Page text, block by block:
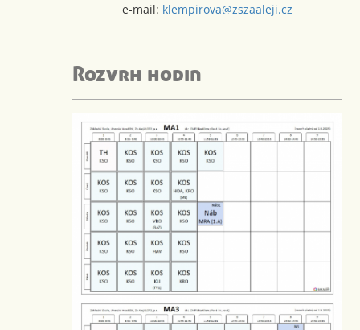
e-mail: klempirova@zszaaleji.cz
Rozvrh hodin